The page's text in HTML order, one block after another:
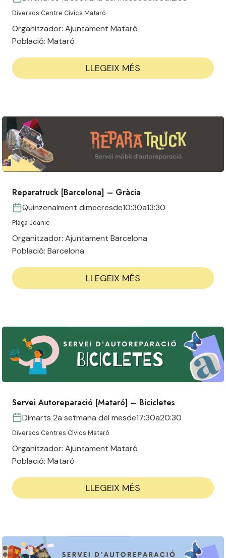
Diversos Centre Cívics Mataró
Organitzador: Ajuntament Mataró
Població: Mataró
LLEGEIX MÉS
Reparatruck [Barcelona] – Gràcia
Quinzenalment dimecresde10:30a13:30
Plaça Joanic
Organitzador: Ajuntament Barcelona
Població: Barcelona
LLEGEIX MÉS
Servei Autoreparació [Mataró] – Bicicletes
Dimarts 2a setmana del mesde17:30a20:30
Diversos Centres Cívics Mataró
Organitzador: Ajuntament Mataró
Població: Mataró
LLEGEIX MÉS